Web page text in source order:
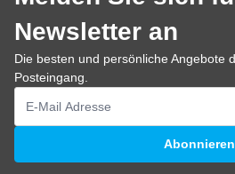
Newsletter an
Die besten und persönliche Angebote
Posteingang.
E-Mailadresse
Abonnieren